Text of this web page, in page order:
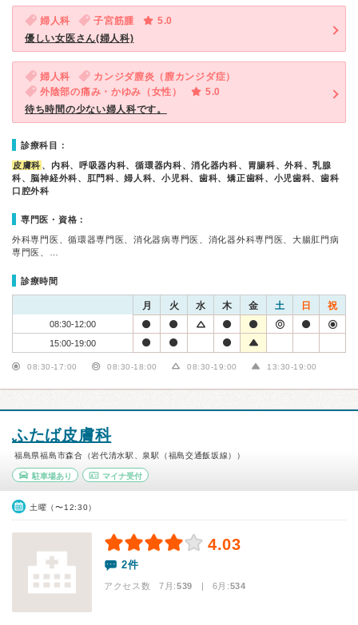
婦人科 子宮筋腫
5.0
優しい女医さん(婦人科)
婦人科
カンジダ膣炎（膣カンジダ症）
外陰部の痛み・かゆみ（女性）
5.0
待ち時間の少ない婦人科です。
診療科目：
皮膚科 、内科、呼吸器内科、循環器内科、消化器内科、胃腸科、外科、乳腺
科、脳神経外科、肛門科、婦人科、小児科、歯科、矯正歯科、小児歯科、歯科
口腔外科
専門医・資格：
外科専門医、循環器専門医、消化器病専門医、消化器外科専門医、大腸肛門病
専門医、…
診療時間
月 火 水 木 金 土 日 祝
08:30-12:00
15:00-19:00
08:30-17:00 08:30-18:00 08:30-19:00 13:30-19:00
ふたば皮膚科
福島県福島市森合（岩代清水駅、泉駅（福島交通飯坂線））
駐車場あり マイナ受付
土曜（〜12:30）
4.03
2件
アクセス数 7月:539 | 6月:534